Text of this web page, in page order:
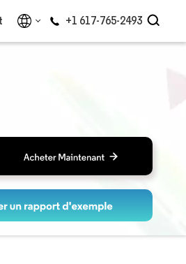
+1 617-765-2493